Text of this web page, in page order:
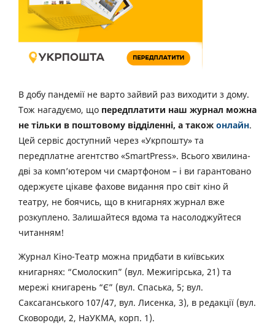
В добу пандемії не варто зайвий раз виходити з дому.
Тож нагадуємо, що передплатити наш журнал можна
не тільки в поштовому відділенні, а також онлайн.
Цей сервіс доступний через «Укрпошту» та
передплатне агентство «SmartPress». Всього хвилина-
дві за комп’ютером чи смартфоном – і ви гарантовано
одержуєте цікаве фахове видання про світ кіно й
театру, не боячись, що в книгарнях журнал вже
розкуплено. Залишайтеся вдома та насолоджуйтеся
читанням!
Журнал Кіно-Театр можна придбати в київських
книгарнях: “Смолоскип” (вул. Межигірська, 21) та
мережі книгарень “Є” (вул. Спаська, 5; вул.
Саксаганського 107/47, вул. Лисенка, 3), в редакції (вул.
Сковороди, 2, НаУКМА, корп. 1).